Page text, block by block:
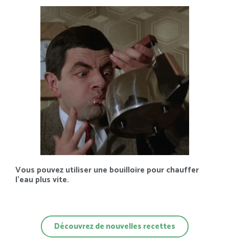
Vous pouvez utiliser une bouilloire pour chauffer
l’eau plus vite.
Découvrez de nouvelles recettes